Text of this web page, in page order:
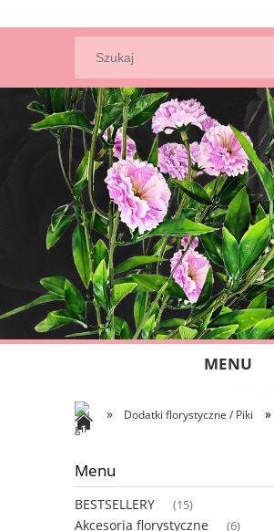
MENU
» Dodatki florystyczne / Piki »
Menu
BESTSELLERY (15)
Akcesoria florystyczne (6)